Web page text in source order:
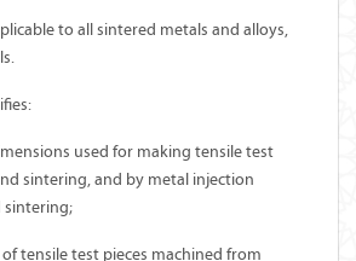
to all sintered metals and alloys,
used for making tensile test
sintering, and by metal injection
sintering;
tensile test pieces machined from